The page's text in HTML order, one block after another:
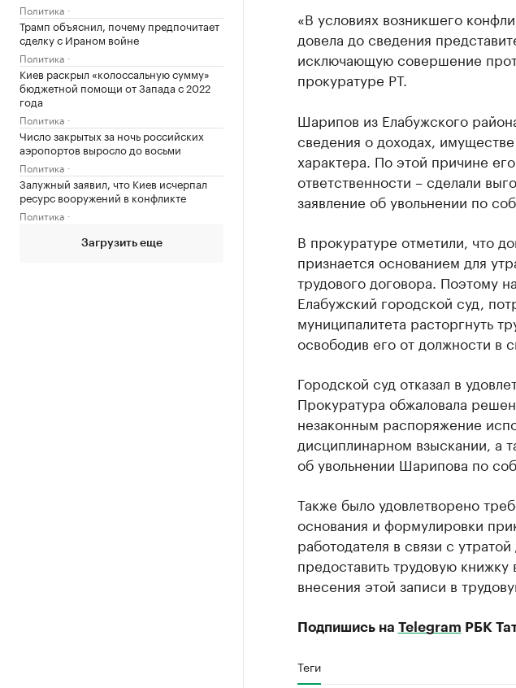
Политика
Трамп объяснил, почему предпочитает
сделку с Ираном войне
Политика
Киев раскрыл «колоссальную сумму»
бюджетной помощи от Запада с 2022
года
Политика
Число закрытых за ночь российских
аэропортов выросло до восьми
Политика
Залужный заявил, что Киев исчерпал
ресурс вооружений в конфликте
Политика
Загрузить еще
«В условиях возникшего
довела до сведения
исключающую совершение
прокуратуре РТ.
Шарипов из Елабужского
сведения о доходах,
характера. По этой причине
ответственности – сделали
заявление об увольнении по
В прокуратуре отметили, что
признается основанием для
трудового договора. Поэтому
Елабужский городской суд,
муниципалитета расторгнуть
освободив его от должности в
Городской суд отказал в
Прокуратура обжаловала
незаконным распоряжение
дисциплинарном взыскании, а
об увольнении Шарипова по
Также было удовлетворено
основания и формулировки
работодателя в связи с
предоставить трудовую
внесения этой записи в
Подпишись на Telegram РБК
Теги